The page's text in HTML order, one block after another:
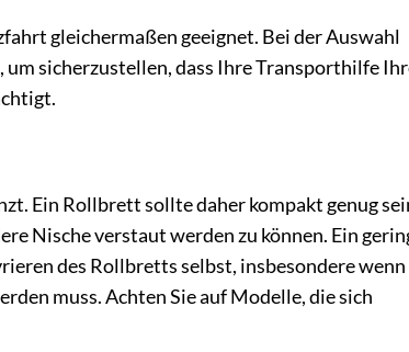
gleichermaßen geeignet. Bei der Auswahl
sicherzustellen, dass Ihre Transporthilfe
Ein Rollbrett sollte daher kompakt genug
Nische verstaut werden zu können. Ein
des Rollbretts selbst, insbesondere wenn
muss. Achten Sie auf Modelle, die sich